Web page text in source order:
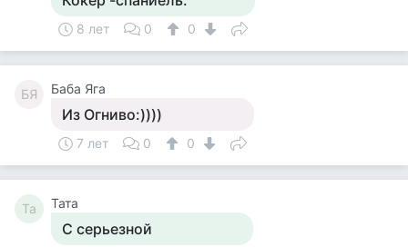
8 лет 0 0
БЯ Баба Яга
Из Огниво:))))
7 лет 0 0
Та Тата
С серьезной